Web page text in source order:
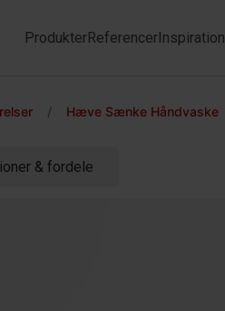
ProdukterReferencerInspiration
/ Hæve Sænke Håndvaske
& fordele